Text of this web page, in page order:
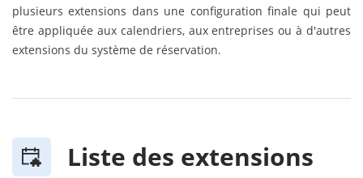
plusieurs extensions dans une configuration finale qui peut
être appliquée aux calendriers, aux entreprises ou à d'autres
extensions du système de réservation.
Liste des extensions